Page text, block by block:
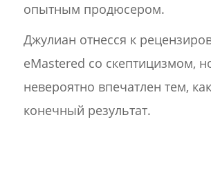
опытным продюсером.
Джулиан отнесся к
eMastered со скептицизмом,
невероятно впечатлен тем,
конечный результат.